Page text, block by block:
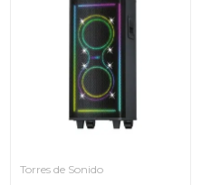
Torres de Sonido